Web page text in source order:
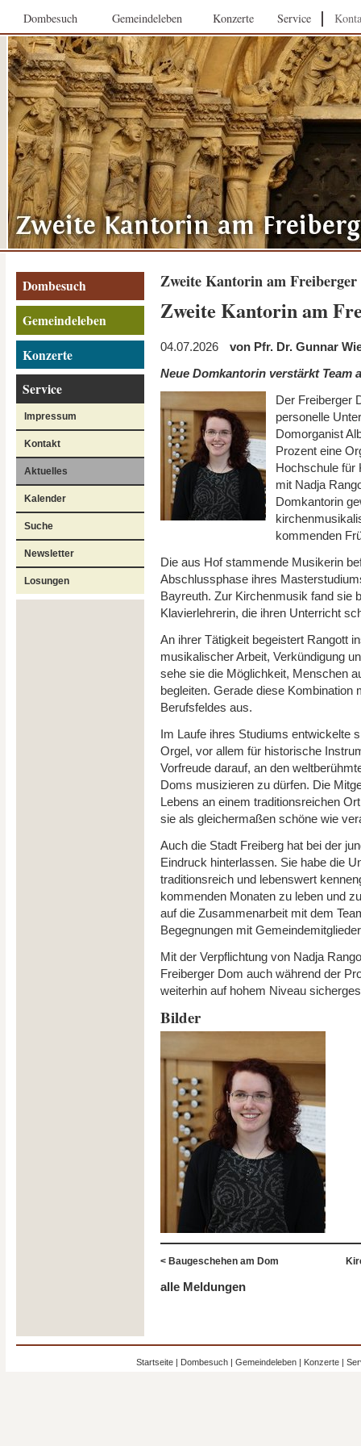
Dombesuch Gemeindeleben Konzerte Service
Dombesuch
Gemeindeleben
Konzerte
Service
Impressum
Kontakt
Aktuelles
Kalender
Suche
Newsletter
Losungen
Zweite Kantorin am Freiberger
Zweite Kantorin am
04.07.2026
von Pfr. Dr. Gunnar
Neue Domkantorin verstärkt Team
Der Freiberger
personelle
Domorganist
Prozent eine
Hochschule für
mit Nadja
Domkantorin
kommenden
Die aus Hof stammende Musikerin
Abschlussphase ihres
Bayreuth. Zur Kirchenmusik fand sie
Klavierlehrerin, die ihren Unterricht
An ihrer Tätigkeit begeistert Rangott
musikalischer Arbeit, Verkündigung
sehe sie die Möglichkeit, Menschen
begleiten. Gerade diese Kombination
Berufsfeldes aus.
Im Laufe ihres Studiums entwickelte
Orgel, vor allem für historische
Vorfreude darauf, an den
Doms musizieren zu dürfen. Die
Lebens an einem traditionsreichen
sie als gleichermaßen schöne wie
Auch die Stadt Freiberg hat bei der
Eindruck hinterlassen. Sie habe die
traditionsreich und lebenswert
kommenden Monaten zu leben und
auf die Zusammenarbeit mit dem
Begegnungen mit
Mit der Verpflichtung von Nadja
Freiberger Dom auch während der
weiterhin auf hohem Niveau
Bilder
< Baugeschehen am Dom
alle Meldungen
Startseite | Dombesuch | Gemeindeleben | Konzerte |